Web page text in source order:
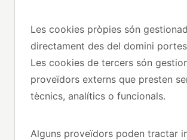
Les cookies pròpies són
directament des del domini
Les cookies de tercers són
proveïdors externs que presten
tècnics, analítics o funcionals.
Alguns proveïdors poden tractar